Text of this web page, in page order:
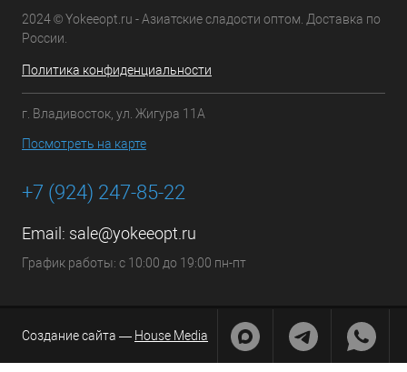
2024 © Yokeeopt.ru - Азиатские сладости оптом. Доставка по
России.
Политика конфиденциальности
г. Владивосток, ул. Жигура 11А
Посмотреть на карте
+7 (924) 247-85-22
Email: sale@yokeeopt.ru
График работы: с 10:00 до 19:00 пн-пт
Создание сайта — House Media